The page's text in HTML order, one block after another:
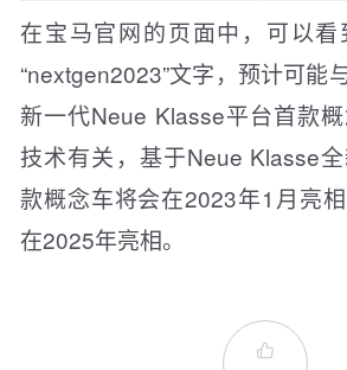
在宝马官网的页面中，可以
“nextgen2023”文字，预计可能
新一代Neue Klasse平台首款
技术有关，基于Neue Klasse
款概念车将会在2023年1月亮
在2025年亮相。
